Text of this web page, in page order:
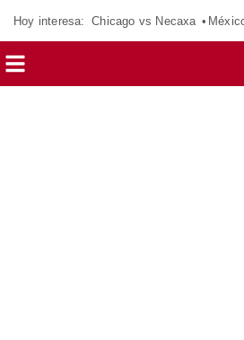
Hoy interesa: Chicago vs Necaxa